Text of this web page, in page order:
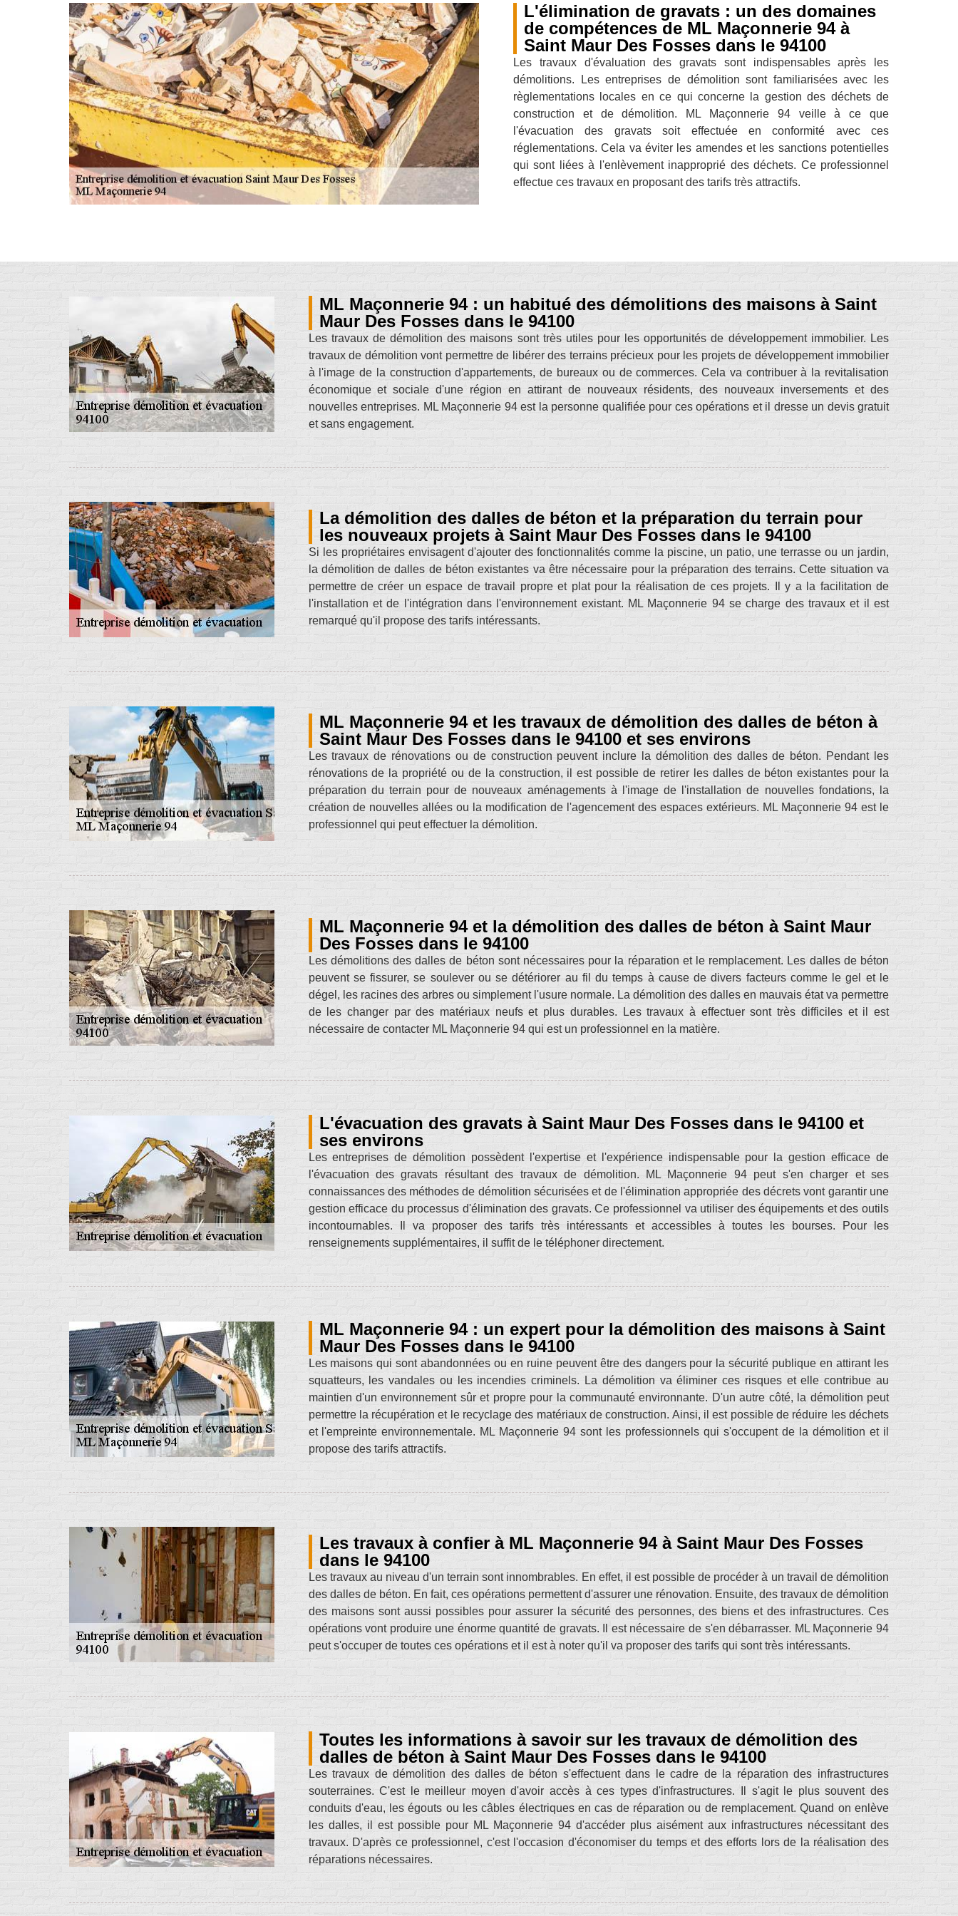
L'élimination de gravats : un des domaines
de compétences de ML Maçonnerie 94 à
Saint Maur Des Fosses dans le 94100
Les travaux d'évaluation des gravats sont indispensables après les
démolitions. Les entreprises de démolition sont familiarisées avec les
règlementations locales en ce qui concerne la gestion des déchets de
construction et de démolition. ML Maçonnerie 94 veille à ce que
l'évacuation des gravats soit effectuée en conformité avec ces
réglementations. Cela va éviter les amendes et les sanctions potentielles
qui sont liées à l'enlèvement inapproprié des déchets. Ce professionnel
effectue ces travaux en proposant des tarifs très attractifs.
ML Maçonnerie 94 : un habitué des démolitions des maisons à Saint
Maur Des Fosses dans le 94100
Les travaux de démolition des maisons sont très utiles pour les opportunités de développement immobilier. Les
travaux de démolition vont permettre de libérer des terrains précieux pour les projets de développement immobilier
à l'image de la construction d'appartements, de bureaux ou de commerces. Cela va contribuer à la revitalisation
économique et sociale d'une région en attirant de nouveaux résidents, des nouveaux inversements et des
nouvelles entreprises. ML Maçonnerie 94 est la personne qualifiée pour ces opérations et il dresse un devis gratuit
et sans engagement.
La démolition des dalles de béton et la préparation du terrain pour
les nouveaux projets à Saint Maur Des Fosses dans le 94100
Si les propriétaires envisagent d'ajouter des fonctionnalités comme la piscine, un patio, une terrasse ou un jardin,
la démolition de dalles de béton existantes va être nécessaire pour la préparation des terrains. Cette situation va
permettre de créer un espace de travail propre et plat pour la réalisation de ces projets. Il y a la facilitation de
l'installation et de l'intégration dans l'environnement existant. ML Maçonnerie 94 se charge des travaux et il est
remarqué qu'il propose des tarifs intéressants.
ML Maçonnerie 94 et les travaux de démolition des dalles de béton à
Saint Maur Des Fosses dans le 94100 et ses environs
Les travaux de rénovations ou de construction peuvent inclure la démolition des dalles de béton. Pendant les
rénovations de la propriété ou de la construction, il est possible de retirer les dalles de béton existantes pour la
préparation du terrain pour de nouveaux aménagements à l'image de l'installation de nouvelles fondations, la
création de nouvelles allées ou la modification de l'agencement des espaces extérieurs. ML Maçonnerie 94 est le
professionnel qui peut effectuer la démolition.
ML Maçonnerie 94 et la démolition des dalles de béton à Saint Maur
Des Fosses dans le 94100
Les démolitions des dalles de béton sont nécessaires pour la réparation et le remplacement. Les dalles de béton
peuvent se fissurer, se soulever ou se détériorer au fil du temps à cause de divers facteurs comme le gel et le
dégel, les racines des arbres ou simplement l'usure normale. La démolition des dalles en mauvais état va permettre
de les changer par des matériaux neufs et plus durables. Les travaux à effectuer sont très difficiles et il est
nécessaire de contacter ML Maçonnerie 94 qui est un professionnel en la matière.
L'évacuation des gravats à Saint Maur Des Fosses dans le 94100 et
ses environs
Les entreprises de démolition possèdent l'expertise et l'expérience indispensable pour la gestion efficace de
l'évacuation des gravats résultant des travaux de démolition. ML Maçonnerie 94 peut s'en charger et ses
connaissances des méthodes de démolition sécurisées et de l'élimination appropriée des décrets vont garantir une
gestion efficace du processus d'élimination des gravats. Ce professionnel va utiliser des équipements et des outils
incontournables. Il va proposer des tarifs très intéressants et accessibles à toutes les bourses. Pour les
renseignements supplémentaires, il suffit de le téléphoner directement.
ML Maçonnerie 94 : un expert pour la démolition des maisons à Saint
Maur Des Fosses dans le 94100
Les maisons qui sont abandonnées ou en ruine peuvent être des dangers pour la sécurité publique en attirant les
squatteurs, les vandales ou les incendies criminels. La démolition va éliminer ces risques et elle contribue au
maintien d'un environnement sûr et propre pour la communauté environnante. D'un autre côté, la démolition peut
permettre la récupération et le recyclage des matériaux de construction. Ainsi, il est possible de réduire les déchets
et l'empreinte environnementale. ML Maçonnerie 94 sont les professionnels qui s'occupent de la démolition et il
propose des tarifs attractifs.
Les travaux à confier à ML Maçonnerie 94 à Saint Maur Des Fosses
dans le 94100
Les travaux au niveau d'un terrain sont innombrables. En effet, il est possible de procéder à un travail de démolition
des dalles de béton. En fait, ces opérations permettent d'assurer une rénovation. Ensuite, des travaux de démolition
des maisons sont aussi possibles pour assurer la sécurité des personnes, des biens et des infrastructures. Ces
opérations vont produire une énorme quantité de gravats. Il est nécessaire de s'en débarrasser. ML Maçonnerie 94
peut s'occuper de toutes ces opérations et il est à noter qu'il va proposer des tarifs qui sont très intéressants.
Toutes les informations à savoir sur les travaux de démolition des
dalles de béton à Saint Maur Des Fosses dans le 94100
Les travaux de démolition des dalles de béton s'effectuent dans le cadre de la réparation des infrastructures
souterraines. C'est le meilleur moyen d'avoir accès à ces types d'infrastructures. Il s'agit le plus souvent des
conduits d'eau, les égouts ou les câbles électriques en cas de réparation ou de remplacement. Quand on enlève
les dalles, il est possible pour ML Maçonnerie 94 d'accéder plus aisément aux infrastructures nécessitant des
travaux. D'après ce professionnel, c'est l'occasion d'économiser du temps et des efforts lors de la réalisation des
réparations nécessaires.